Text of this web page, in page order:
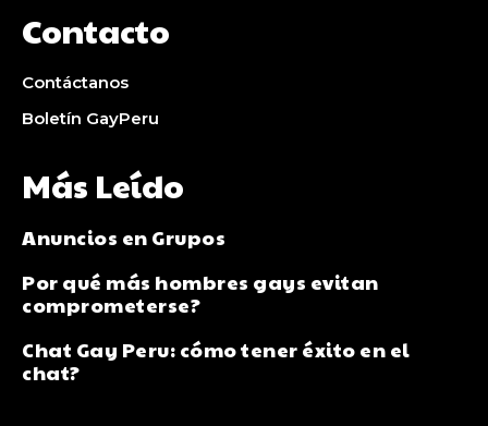
Contacto
Contáctanos
Boletín GayPeru
Más Leído
Anuncios en Grupos
Por qué más hombres gays evitan
comprometerse?
Chat Gay Peru: cómo tener éxito en el
chat?